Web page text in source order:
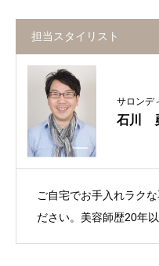
担当スタイリスト
サロンデ
石川
ご自宅でお手入れラク
ださい。美容師歴20年